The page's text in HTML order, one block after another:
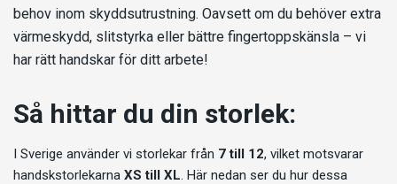
behov inom skyddsutrustning. Oavsett om du behöver extra
värmeskydd, slitstyrka eller bättre fingertoppskänsla – vi
har rätt handskar för ditt arbete!
Så hittar du din storlek:
I Sverige använder vi storlekar från 7 till 12, vilket motsvarar
handskstorlekarna XS till XL. Här nedan ser du hur dessa